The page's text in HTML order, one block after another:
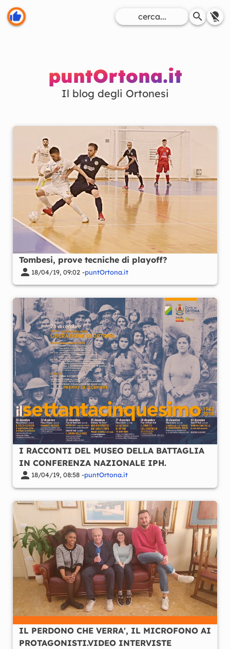
puntOrtona.it
Il blog degli Ortonesi
Tombesi, prove tecniche di playoff?
18/04/19, 09:02 -puntOrtona.it
I RACCONTI DEL MUSEO DELLA BATTAGLIA
IN CONFERENZA NAZIONALE IPH.
18/04/19, 08:58 -puntOrtona.it
IL PERDONO CHE VERRA', IL MICROFONO AI
PROTAGONISTI.VIDEO INTERVISTE